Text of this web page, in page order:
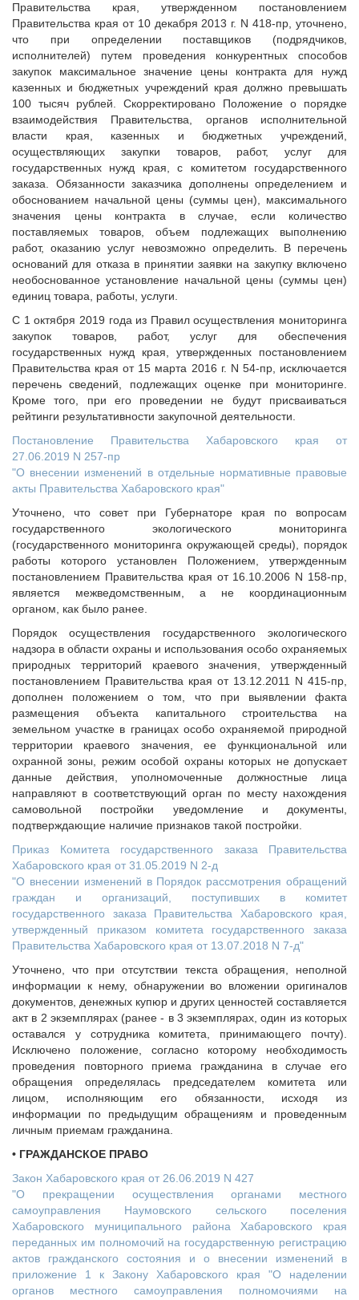
Правительства края, утвержденном постановлением
Правительства края от 10 декабря 2013 г. N 418-пр, уточнено,
что при определении поставщиков (подрядчиков,
исполнителей) путем проведения конкурентных способов
закупок максимальное значение цены контракта для нужд
казенных и бюджетных учреждений края должно превышать
100 тысяч рублей. Скорректировано Положение о порядке
взаимодействия Правительства, органов исполнительной
власти края, казенных и бюджетных учреждений,
осуществляющих закупки товаров, работ, услуг для
государственных нужд края, с комитетом государственного
заказа. Обязанности заказчика дополнены определением и
обоснованием начальной цены (суммы цен), максимального
значения цены контракта в случае, если количество
поставляемых товаров, объем подлежащих выполнению
работ, оказанию услуг невозможно определить. В перечень
оснований для отказа в принятии заявки на закупку включено
необоснованное установление начальной цены (суммы цен)
единиц товара, работы, услуги.
С 1 октября 2019 года из Правил осуществления мониторинга
закупок товаров, работ, услуг для обеспечения
государственных нужд края, утвержденных постановлением
Правительства края от 15 марта 2016 г. N 54-пр, исключается
перечень сведений, подлежащих оценке при мониторинге.
Кроме того, при его проведении не будут присваиваться
рейтинги результативности закупочной деятельности.
Постановление Правительства Хабаровского края от
27.06.2019 N 257-пр
"О внесении изменений в отдельные нормативные правовые
акты Правительства Хабаровского края"
Уточнено, что совет при Губернаторе края по вопросам
государственного экологического мониторинга
(государственного мониторинга окружающей среды), порядок
работы которого установлен Положением, утвержденным
постановлением Правительства края от 16.10.2006 N 158-пр,
является межведомственным, а не координационным
органом, как было ранее.
Порядок осуществления государственного экологического
надзора в области охраны и использования особо охраняемых
природных территорий краевого значения, утвержденный
постановлением Правительства края от 13.12.2011 N 415-пр,
дополнен положением о том, что при выявлении факта
размещения объекта капитального строительства на
земельном участке в границах особо охраняемой природной
территории краевого значения, ее функциональной или
охранной зоны, режим особой охраны которых не допускает
данные действия, уполномоченные должностные лица
направляют в соответствующий орган по месту нахождения
самовольной постройки уведомление и документы,
подтверждающие наличие признаков такой постройки.
Приказ Комитета государственного заказа Правительства
Хабаровского края от 31.05.2019 N 2-д
"О внесении изменений в Порядок рассмотрения обращений
граждан и организаций, поступивших в комитет
государственного заказа Правительства Хабаровского края,
утвержденный приказом комитета государственного заказа
Правительства Хабаровского края от 13.07.2018 N 7-д"
Уточнено, что при отсутствии текста обращения, неполной
информации к нему, обнаружении во вложении оригиналов
документов, денежных купюр и других ценностей составляется
акт в 2 экземплярах (ранее - в 3 экземплярах, один из которых
оставался у сотрудника комитета, принимающего почту).
Исключено положение, согласно которому необходимость
проведения повторного приема гражданина в случае его
обращения определялась председателем комитета или
лицом, исполняющим его обязанности, исходя из
информации по предыдущим обращениям и проведенным
личным приемам гражданина.
• ГРАЖДАНСКОЕ ПРАВО
Закон Хабаровского края от 26.06.2019 N 427
"О прекращении осуществления органами местного
самоуправления Наумовского сельского поселения
Хабаровского муниципального района Хабаровского края
переданных им полномочий на государственную регистрацию
актов гражданского состояния и о внесении изменений в
приложение 1 к Закону Хабаровского края "О наделении
органов местного самоуправления полномочиями на